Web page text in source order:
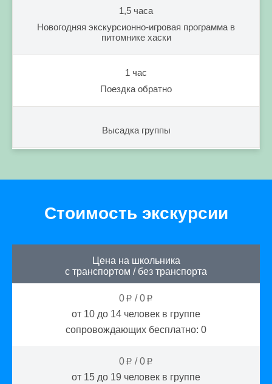
1,5 часа
Новогодняя экскурсионно-игровая программа в
питомнике хаски
1 час
Поездка обратно
Высадка группы
Стоимость экскурсии
Цена на школьника
с транспортом / без транспорта
0 p /0 p
от 10 до 14 человек в группе
сопровождающих бесплатно: 0
0 p /0 p
от 15 до 19 человек в группе